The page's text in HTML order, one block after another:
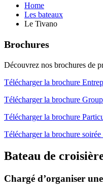
Home
Les bateaux
Le Tivano
Brochures
Découvrez nos brochures de
Télécharger la brochure
Télécharger la brochure
Télécharger la brochure
Télécharger la brochure soirée
Bateau de
Chargé d’organiser